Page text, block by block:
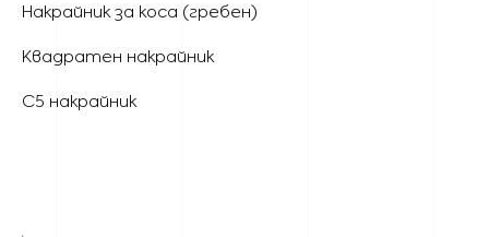
Накрайник за коса (гребен)
Квадратен накрайник
C5 накрайник